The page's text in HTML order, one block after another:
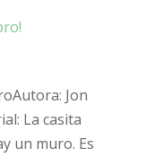
Jon
La casita
un muro. Es